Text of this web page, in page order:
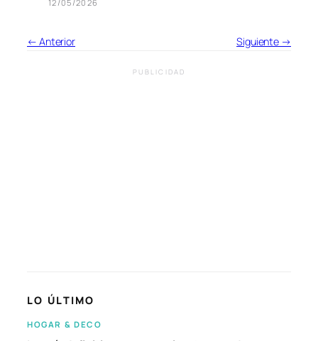
12/05/2026
← Anterior Siguiente →
PUBLICIDAD
LO ÚLTIMO
HOGAR & DECO